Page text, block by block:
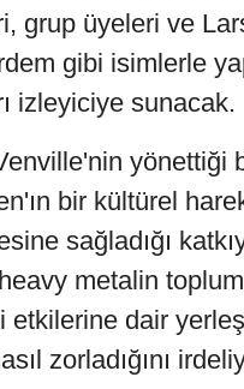
grup üyeleri ve
gibi isimlerle
izleyiciye sunacak.
yönettiği
bir kültürel
sağladığı
metalin
etkilerine dair
zorladığını